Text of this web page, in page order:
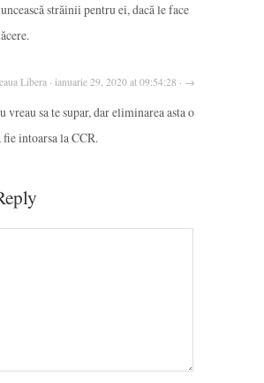
străinii pentru ei, dacă le face
Libera · ianuarie 29, 2020 at 09:54:28 · →
vreau sa te supar, dar eliminarea asta o
fie intoarsa la CCR.